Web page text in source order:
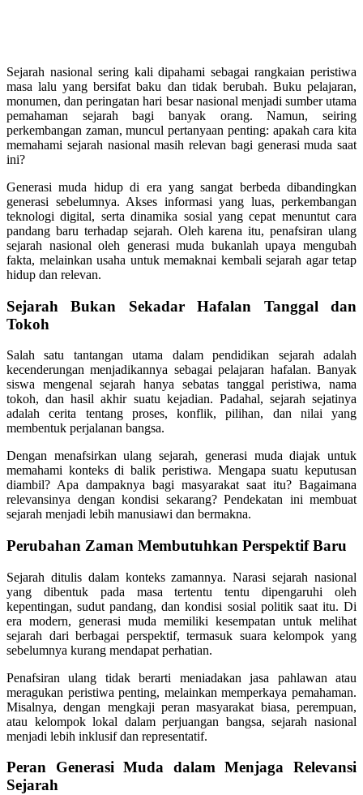
Sejarah nasional sering kali dipahami sebagai rangkaian peristiwa
masa lalu yang bersifat baku dan tidak berubah. Buku pelajaran,
monumen, dan peringatan hari besar nasional menjadi sumber utama
pemahaman sejarah bagi banyak orang. Namun, seiring
perkembangan zaman, muncul pertanyaan penting: apakah cara kita
memahami sejarah nasional masih relevan bagi generasi muda saat
ini?
Generasi muda hidup di era yang sangat berbeda dibandingkan
generasi sebelumnya. Akses informasi yang luas, perkembangan
teknologi digital, serta dinamika sosial yang cepat menuntut cara
pandang baru terhadap sejarah. Oleh karena itu, penafsiran ulang
sejarah nasional oleh generasi muda bukanlah upaya mengubah
fakta, melainkan usaha untuk memaknai kembali sejarah agar tetap
hidup dan relevan.
Sejarah Bukan Sekadar Hafalan Tanggal dan
Tokoh
Salah satu tantangan utama dalam pendidikan sejarah adalah
kecenderungan menjadikannya sebagai pelajaran hafalan. Banyak
siswa mengenal sejarah hanya sebatas tanggal peristiwa, nama
tokoh, dan hasil akhir suatu kejadian. Padahal, sejarah sejatinya
adalah cerita tentang proses, konflik, pilihan, dan nilai yang
membentuk perjalanan bangsa.
Dengan menafsirkan ulang sejarah, generasi muda diajak untuk
memahami konteks di balik peristiwa. Mengapa suatu keputusan
diambil? Apa dampaknya bagi masyarakat saat itu? Bagaimana
relevansinya dengan kondisi sekarang? Pendekatan ini membuat
sejarah menjadi lebih manusiawi dan bermakna.
Perubahan Zaman Membutuhkan Perspektif Baru
Sejarah ditulis dalam konteks zamannya. Narasi sejarah nasional
yang dibentuk pada masa tertentu tentu dipengaruhi oleh
kepentingan, sudut pandang, dan kondisi sosial politik saat itu. Di
era modern, generasi muda memiliki kesempatan untuk melihat
sejarah dari berbagai perspektif, termasuk suara kelompok yang
sebelumnya kurang mendapat perhatian.
Penafsiran ulang tidak berarti meniadakan jasa pahlawan atau
meragukan peristiwa penting, melainkan memperkaya pemahaman.
Misalnya, dengan mengkaji peran masyarakat biasa, perempuan,
atau kelompok lokal dalam perjuangan bangsa, sejarah nasional
menjadi lebih inklusif dan representatif.
Peran Generasi Muda dalam Menjaga Relevansi
Sejarah